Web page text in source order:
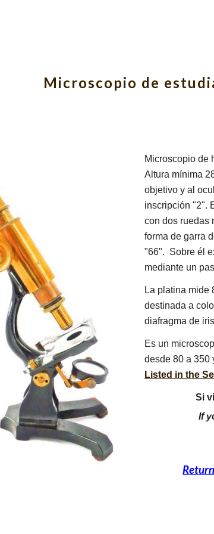
Microscopio de
Microscopio de
Altura mínima
objetivo y al
inscripción "2".
con dos ruedas
forma de garra
"66". Sobre él
mediante un
La platina mide
destinada a
diafragma de
Es un
desde 80 a 350
Listed in the
Si
If